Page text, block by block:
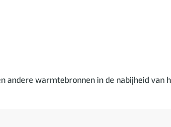
andere warmtebronnen in de nabijheid van